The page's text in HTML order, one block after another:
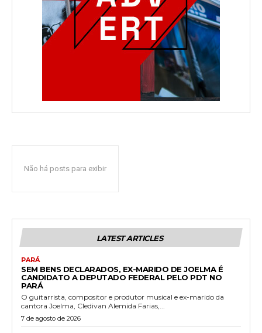
Não há posts para exibir
LATEST ARTICLES
PARÁ
SEM BENS DECLARADOS, EX-MARIDO DE JOELMA É
CANDIDATO A DEPUTADO FEDERAL PELO PDT NO
PARÁ
O guitarrista, compositor e produtor musical e ex-marido da
cantora Joelma, Cledivan Alemida Farias,...
7 de agosto de 2026